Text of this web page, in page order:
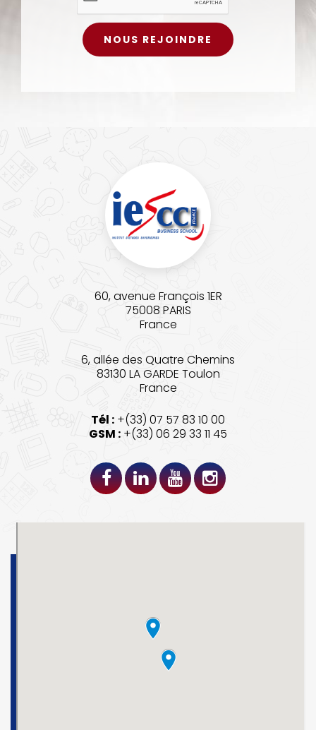
60, avenue François 1ER
75008 PARIS
France
6, allée des Quatre Chemins
83130 LA GARDE Toulon
France
Tél : +(33) 07 57 83 10 00
GSM : +(33) 06 29 33 11 45